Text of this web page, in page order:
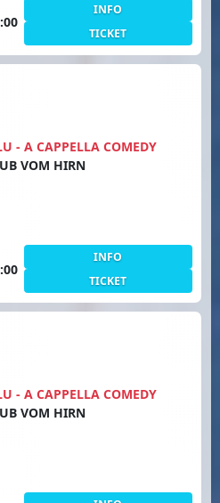
INFO
TICKET
- A CAPPELLA COMEDY
VOM HIRN
INFO
TICKET
- A CAPPELLA COMEDY
VOM HIRN